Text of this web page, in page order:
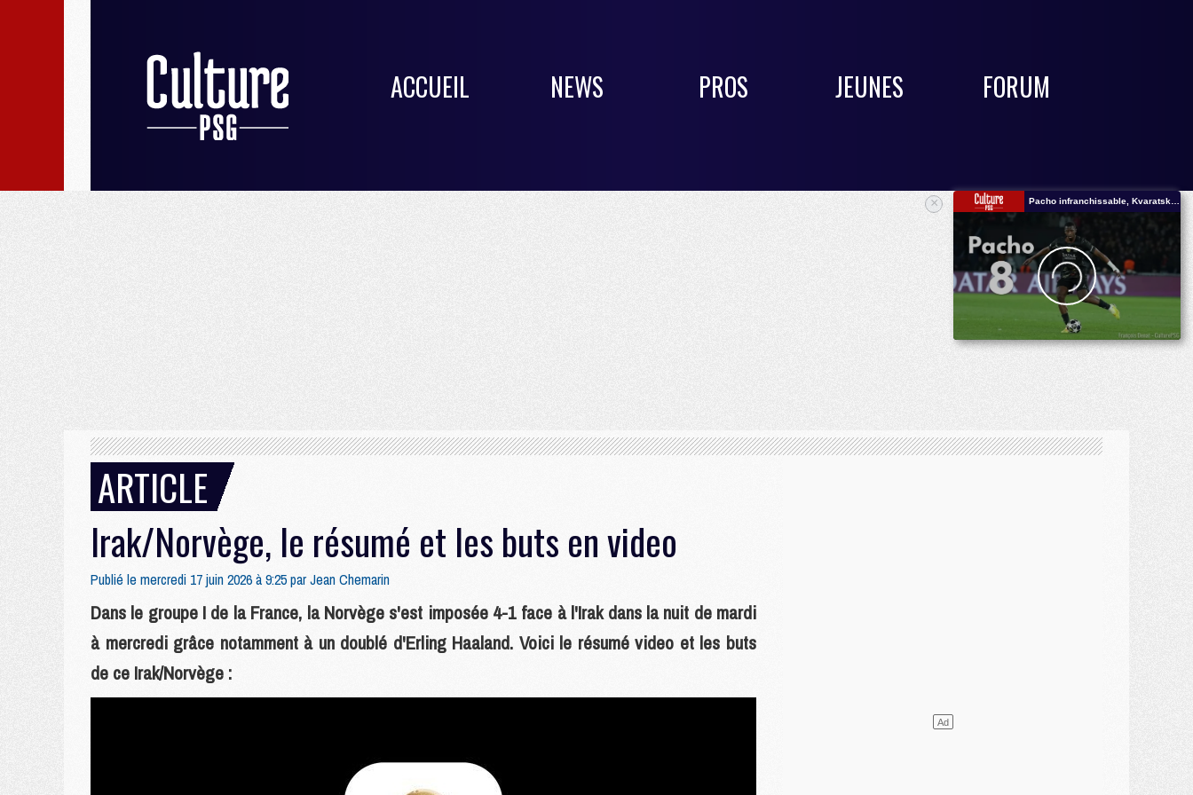
ACCUEIL NEWS PROS JEUNES FORUM
ARTICLE
Irak/Norvège, le résumé et les buts en video
Publié le mercredi 17 juin 2026 à 9:25 parJean Chemarin
Dans le groupe I de la France, la Norvège s'est imposée 4-1 face à l'Irak dans la nuit de mardi
à mercredi grâce notamment à un doublé d'Erling Haaland. Voici le résumé video et les buts
de ce Irak/Norvège :
×